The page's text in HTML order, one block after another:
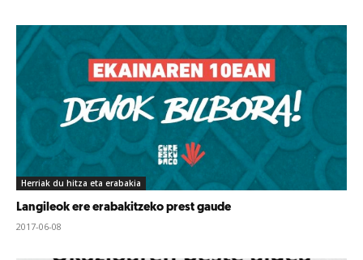
Herriak du hitza eta erabakia
Langileok ere erabakitzeko prest gaude
2017-06-08